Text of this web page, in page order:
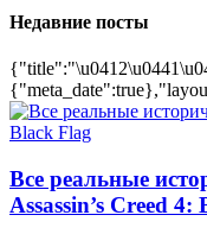
Недавние посты
Все реальные
Assassin’s Creed 4: